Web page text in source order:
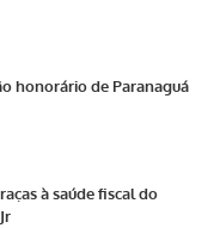
honorário de Paranaguá
à saúde fiscal do